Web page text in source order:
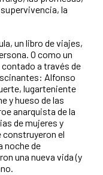
la
un libro de viajes,
O como un
a través de
Alfonso
lugarteniente
y hueso de las
anarquista de la
de mujeres y
el
noche de
una nueva vida (y